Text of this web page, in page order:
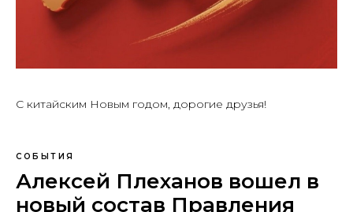
С китайским Новым годом, дорогие друзья!
СОБЫТИЯ
Алексей Плеханов вошел в
новый состав Правления